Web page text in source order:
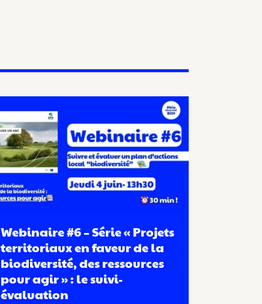
Webinaire #6 – Série « Projets
territoriaux en faveur de la
biodiversité, des ressources
pour agir » : le suivi-
évaluation